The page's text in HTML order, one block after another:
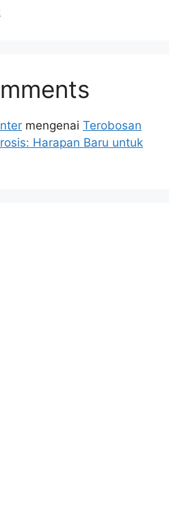
mengenai Terobosan
Harapan Baru untuk